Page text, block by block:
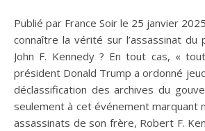
Publié par France Soir le 25 janvier 2025 Allons-nous (enfin)
connaître la vérité sur l’assassinat du
John F. Kennedy ? En tout cas, «
président Donald Trump a ordonné
déclassification des archives du
seulement à cet événement marquant
assassinats de son frère, Robert F.